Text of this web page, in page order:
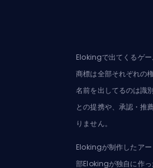
Elokingで出てくるゲ
商標は全部それぞれの
名前を出してるのは識
との提携や、承認・推
りません。
Elokingが制作したア
部Elokingが独自に作